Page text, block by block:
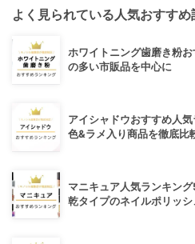
よく見られている人気おすすめ
ホワイトニング歯磨き粉
の多い市販品を中心に
アイシャドウおすすめ人
色&ラメ入り商品を徹底比
マニキュア人気ランキン
乾タイプのネイルポリッシ